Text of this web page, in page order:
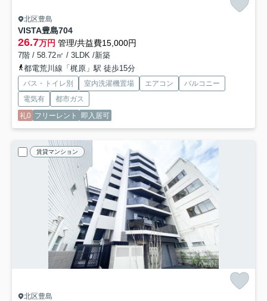
北区豊島
VISTA豊島704
26.7万円 管理/共益費15,000円
7階 / 58.72㎡ / 3LDK /新築
都電荒川線「梶原」駅 徒歩15分
バス・トイレ別 室内洗濯機置場 エアコン
バルコニー
電気有
都市ガス
礼0 フリーレント 即入居可
賃貸マンション
北区豊島